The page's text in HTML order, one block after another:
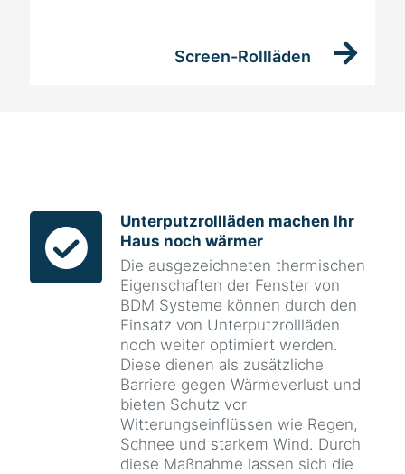
Screen-Rollläden
Unterputzrollläden machen Ihr
Haus noch wärmer
Die ausgezeichneten thermischen
Eigenschaften der Fenster von
BDM Systeme können durch den
Einsatz von Unterputzrollläden
noch weiter optimiert werden.
Diese dienen als zusätzliche
Barriere gegen Wärmeverlust und
bieten Schutz vor
Witterungseinflüssen wie Regen,
Schnee und starkem Wind. Durch
diese Maßnahme lassen sich die